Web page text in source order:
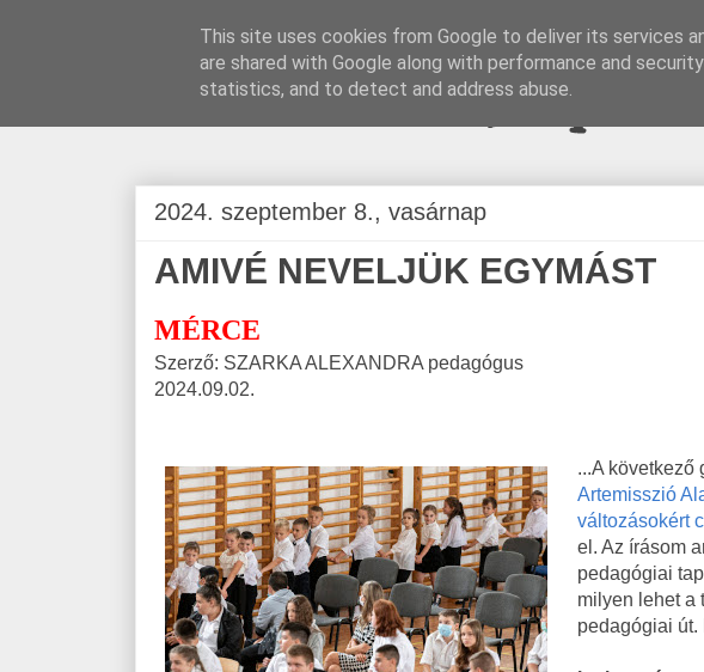
BLOGÁSZAT, napi
2024. szeptember 8., vasárnap
AMIVÉ NEVELJÜK EGYMÁST
MÉRCE
Szerző: SZARKA ALEXANDRA pedagógus
2024.09.02.
...A következő
Artemisszió
változásokért
el. Az írásom
pedagógiai
milyen lehet a
pedagógiai út.
This site uses cookies from Google to deliver its services
are shared with Google along with performance and
statistics, and to detect and address abuse.